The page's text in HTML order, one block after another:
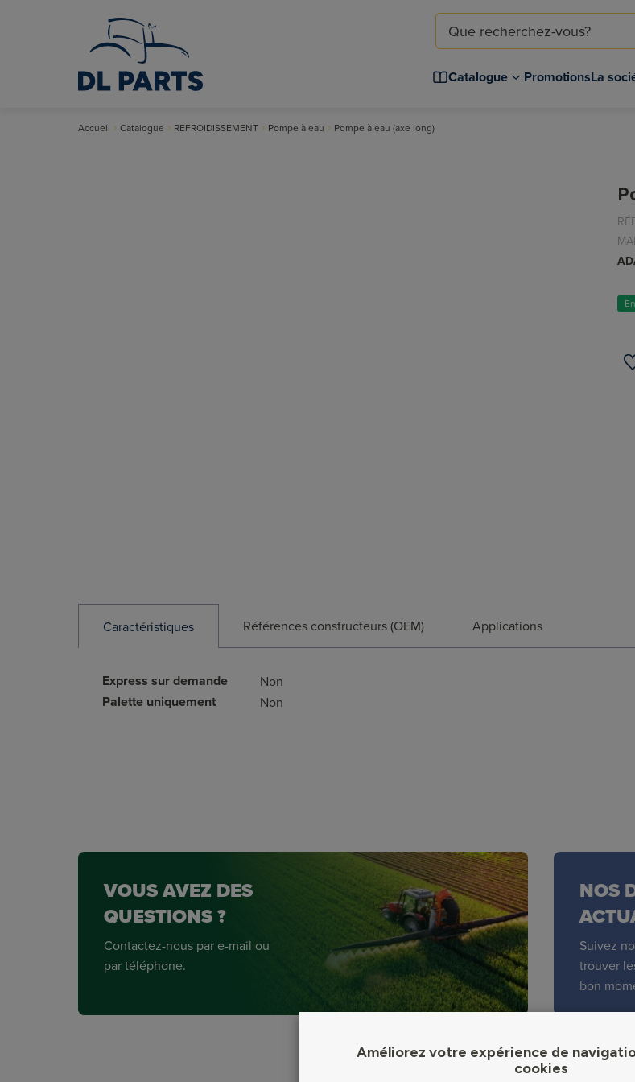
Catalogue PromotionsLa
Accueil Catalogue REFROIDISSEMENT Pompe à eau Pompe à eau (axe long)
Caractéristiques Références constructeurs (OEM) Applications
Express sur demande Non
Palette uniquement Non
VOUS AVEZ DES
QUESTIONS ?
Contactez-nous par e-mail ou
par téléphone.
NOS
Suivez
trouver
bon
Améliorez votre expérience de
cookies